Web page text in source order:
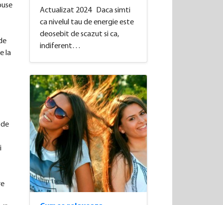
la
Actualizat 2024 Daca simti
ca nivelul tau de energie este
deosebit de scazut si ca,
indiferent…